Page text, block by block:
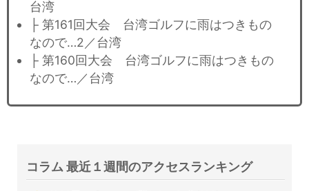
台湾
├ 第161回大会 台湾ゴルフに雨はつきもの
なので…2／台湾
├ 第160回大会 台湾ゴルフに雨はつきもの
なので…／台湾
コラム 最近１週間のアクセスランキング